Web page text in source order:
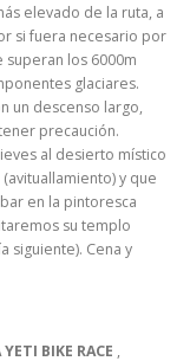
elevado de la ruta, a
si fuera necesario por
los 6000m
glaciares.
un descenso largo,
precaución.
al desierto místico
y que
en la pintoresca
su templo
siguiente). Cena y
BIKE RACE ,